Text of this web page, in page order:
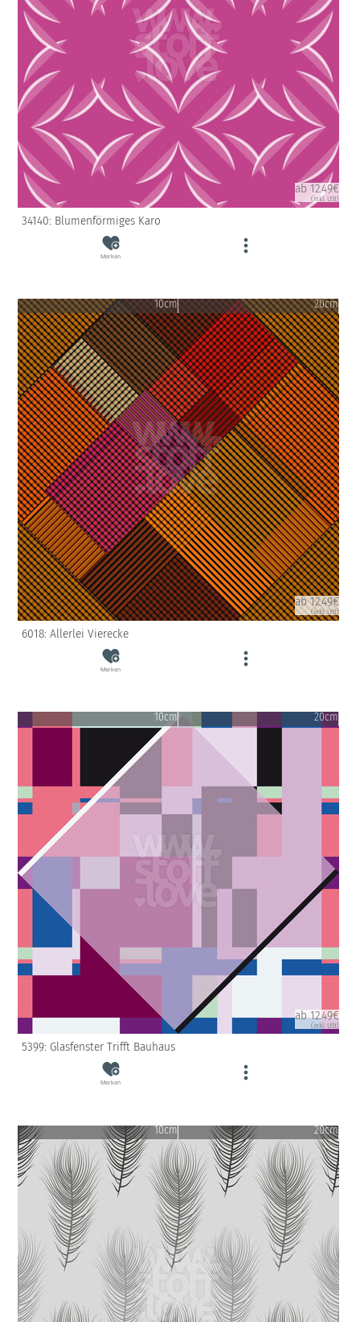
ab 12.49€
(inkl. USt)
34140: Blumenförmiges Karo
Merken
10cm 20cm
ab 12.49€
(inkl. USt)
6018: Allerlei Vierecke
Merken
10cm 20cm
ab 12.49€
(inkl. USt)
5399: Glasfenster Trifft Bauhaus
Merken
10cm 20cm